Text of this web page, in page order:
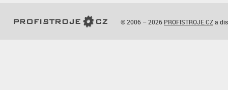
© 2006 – 2026 PROFISTROJE.CZa